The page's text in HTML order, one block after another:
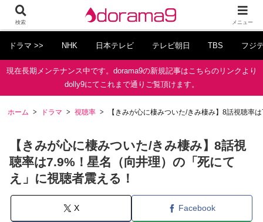
ドラマ >> NHK 日本テレビ テレビ朝日 TBS フジ
現在長期メンテナンス中です。dorama9の新規記事はこちらのリンクより
dolly9にてこれまで通りご覧頂けます。
ホーム ドラマ 視聴率 【きみが心に棲みついた/きみ棲み】8話視聴率
【きみが心に棲みついた/きみ棲み】8話視
聴率は7.9%！星名（向井理）の「死にて
え」に視聴者震える！
X Facebook
検索 メニュー